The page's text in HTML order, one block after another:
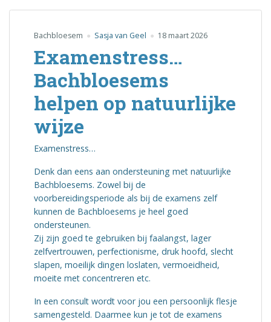
Bachbloesem Sasja van Geel 18 maart 2026
Examenstress…
Bachbloesems
helpen op natuurlijke
wijze
Examenstress…
Denk dan eens aan ondersteuning met natuurlijke
Bachbloesems. Zowel bij de
voorbereidingsperiode als bij de examens zelf
kunnen de Bachbloesems je heel goed
ondersteunen.
Zij zijn goed te gebruiken bij faalangst, lager
zelfvertrouwen, perfectionisme, druk hoofd, slecht
slapen, moeilijk dingen loslaten, vermoeidheid,
moeite met concentreren etc.
In een consult wordt voor jou een persoonlijk flesje
samengesteld. Daarmee kun je tot de examens